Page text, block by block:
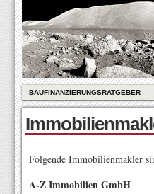
BAUFINANZIERUNGSRATGEBER
Folgende Immobilienmakler
A-Z Immobilien GmbH